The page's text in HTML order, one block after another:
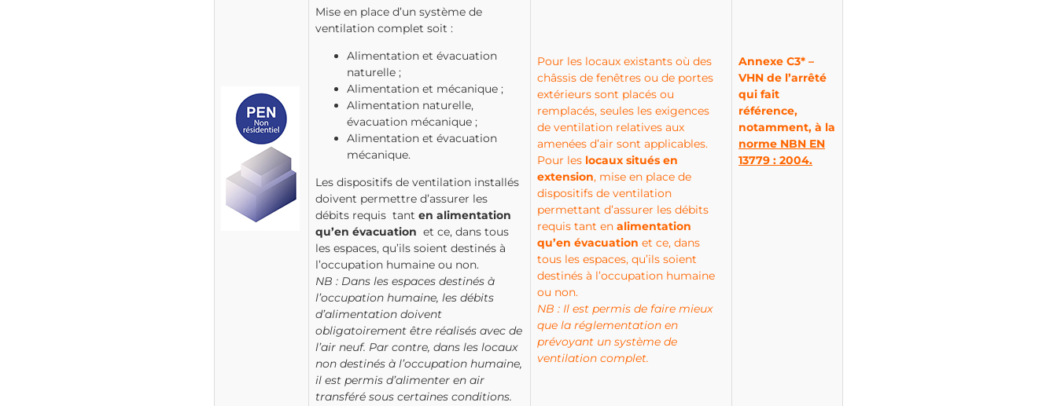
Mise en place d’un système de
ventilation complet soit :
Alimentation et évacuation
naturelle ;
Alimentation et mécanique ;
Alimentation naturelle,
évacuation mécanique ;
Alimentation et évacuation
mécanique.
Les dispositifs de ventilation installés
doivent permettre d’assurer les
débits requis tant en alimentation
qu’en évacuation et ce, dans tous
les espaces, qu’ils soient destinés à
l’occupation humaine ou non.
NB : Dans les espaces destinés à
l’occupation humaine, les débits
d’alimentation doivent
obligatoirement être réalisés avec de
l’air neuf. Par contre, dans les locaux
non destinés à l’occupation humaine,
il est permis d’alimenter en air
transféré sous certaines conditions.
Pour les locaux existants où des
châssis de fenêtres ou de portes
extérieurs sont placés ou
remplacés, seules les exigences
de ventilation relatives aux
amenées d’air sont applicables.
Pour les locaux situés en
extension, mise en place de
dispositifs de ventilation
permettant d’assurer les débits
requis tant en alimentation
qu’en évacuation et ce, dans
tous les espaces, qu’ils soient
destinés à l’occupation humaine
ou non.
NB : Il est permis de faire mieux
que la réglementation en
prévoyant un système de
ventilation complet.
Annexe C3* –
VHN de l’arrêté
qui fait
référence,
notamment, à la
norme NBN EN
13779 : 2004.